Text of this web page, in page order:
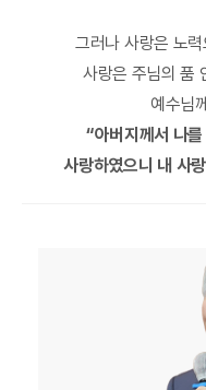
그러나 사랑은 노
사랑은 주님의 품
예수님
“아버지께서 나
사랑하였으니 내 사